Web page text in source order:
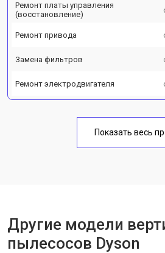
Ремонт платы управления
(восстановление)
Ремонт привода
Замена фильтров
Ремонт электродвигателя
Показать весь
Другие модели
пылесосов Dyson